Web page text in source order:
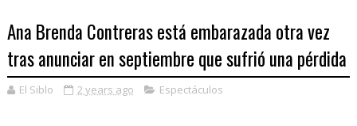
Ana Brenda Contreras está embarazada otra vez
tras anunciar en septiembre que sufrió una pérdida
El Siblo 2 years ago Espectáculos